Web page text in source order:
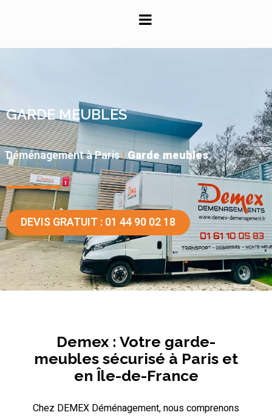
GARDE MEUBLES
Déménagement à Paris|Garde meubles
DEVIS GRATUIT : 01 44 90 02 18
Demex : Votre garde-
meubles sécurisé à Paris et
en Île-de-France
Chez DEMEX Déménagement, nous comprenons